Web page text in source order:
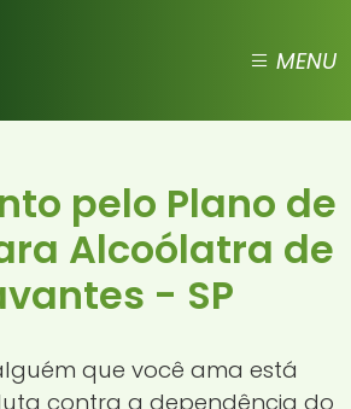
MENU
pelo Plano de
Alcoólatra de
- SP
que você ama está
contra a dependência do